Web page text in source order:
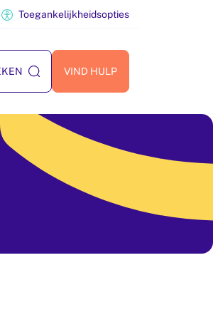
Toegankelijkheidsopties
VIND HULP